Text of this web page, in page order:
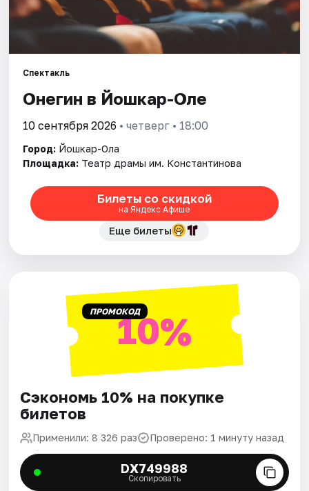
Артисты
Рейтинги
Спектакль
Онегин в Йошкар-Оле
10 сентября 2026 • четверг • 18:00
Город: Йошкар-Ола
Площадка: Театр драмы им. Константинова
Билеты со скидкой
на Яндекс Афише
Еще билеты
ПРОМОКОД10%
Сэкономь 10% на покупке
билетов
Применили: 8 326 раз Проверено: 1 минуту назад
DX749988
Скопировать